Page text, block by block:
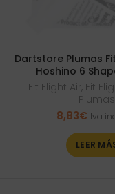
Dartstore Plumas
Hoshino 6
Fit Flight Air , Fit
Plumas
8,83€ Iva
LEER